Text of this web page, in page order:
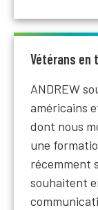
Vétérans en
ANDREW
américains
dont nous
une
récemment
souhaitent